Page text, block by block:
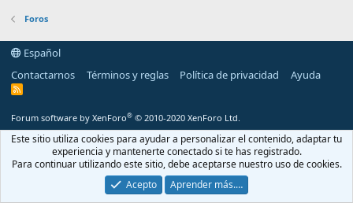
Foros
Español
Contactarnos
Términos y reglas Política de privacidad Ayuda
R
Forum software by XenForo® © 2010-2020 XenForo Ltd.
Este sitio utiliza cookies para ayudar a personalizar el contenido, adaptar tu
experiencia y mantenerte conectado si te has registrado.
Para continuar utilizando este sitio, debe aceptarse nuestro uso de cookies.
Acepto
Aprender más.…